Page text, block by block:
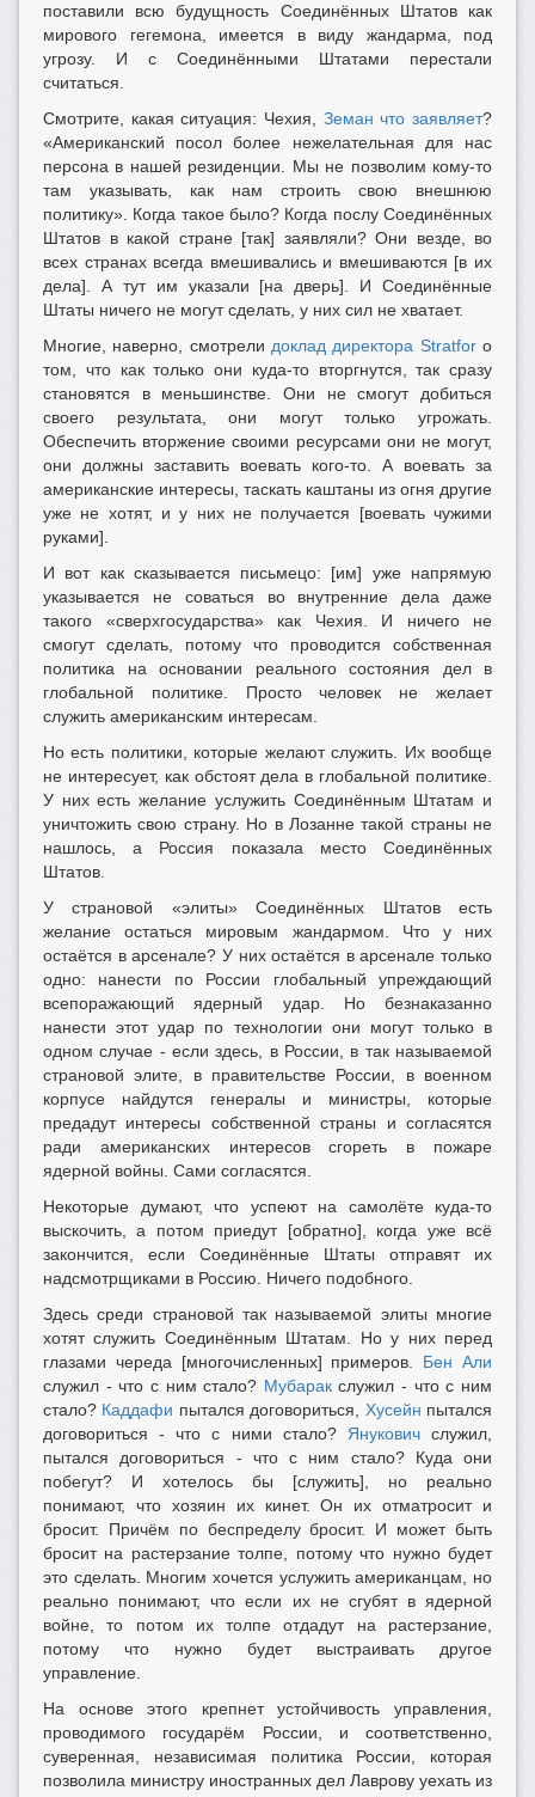
поставили всю будущность Соединённых Штатов как
мирового гегемона, имеется в виду жандарма, под
угрозу. И с Соединёнными Штатами перестали
считаться.
Смотрите, какая ситуация: Чехия, Земан что заявляет?
«Американский посол более нежелательная для нас
персона в нашей резиденции. Мы не позволим кому-то
там указывать, как нам строить свою внешнюю
политику». Когда такое было? Когда послу Соединённых
Штатов в какой стране [так] заявляли? Они везде, во
всех странах всегда вмешивались и вмешиваются [в их
дела]. А тут им указали [на дверь]. И Соединённые
Штаты ничего не могут сделать, у них сил не хватает.
Многие, наверно, смотрели доклад директора Stratforо
том, что как только они куда-то вторгнутся, так сразу
становятся в меньшинстве. Они не смогут добиться
своего результата, они могут только угрожать.
Обеспечить вторжение своими ресурсами они не могут,
они должны заставить воевать кого-то. А воевать за
американские интересы, таскать каштаны из огня другие
уже не хотят, и у них не получается [воевать чужими
руками].
И вот как сказывается письмецо: [им] уже напрямую
указывается не соваться во внутренние дела даже
такого «сверхгосударства» как Чехия. И ничего не
смогут сделать, потому что проводится собственная
политика на основании реального состояния дел в
глобальной политике. Просто человек не желает
служить американским интересам.
Но есть политики, которые желают служить. Их вообще
не интересует, как обстоят дела в глобальной политике.
У них есть желание услужить Соединённым Штатам и
уничтожить свою страну. Но в Лозанне такой страны не
нашлось, а Россия показала место Соединённых
Штатов.
У страновой «элиты» Соединённых Штатов есть
желание остаться мировым жандармом. Что у них
остаётся в арсенале? У них остаётся в арсенале только
одно: нанести по России глобальный упреждающий
всепоражающий ядерный удар. Но безнаказанно
нанести этот удар по технологии они могут только в
одном случае - если здесь, в России, в так называемой
страновой элите, в правительстве России, в военном
корпусе найдутся генералы и министры, которые
предадут интересы собственной страны и согласятся
ради американских интересов сгореть в пожаре
ядерной войны. Сами согласятся.
Некоторые думают, что успеют на самолёте куда-то
выскочить, а потом приедут [обратно], когда уже всё
закончится, если Соединённые Штаты отправят их
надсмотрщиками в Россию. Ничего подобного.
Здесь среди страновой так называемой элиты многие
хотят служить Соединённым Штатам. Но у них перед
глазами череда [многочисленных] примеров. Бен Али
служил - что с ним стало? Мубаракслужил - что с ним
стало? Каддафи пытался договориться, Хусейн пытался
договориться - что с ними стало? Януковичслужил,
пытался договориться - что с ним стало? Куда они
побегут? И хотелось бы [служить], но реально
понимают, что хозяин их кинет. Он их отматросит и
бросит. Причём по беспределу бросит. И может быть
бросит на растерзание толпе, потому что нужно будет
это сделать. Многим хочется услужить американцам, но
реально понимают, что если их не сгубят в ядерной
войне, то потом их толпе отдадут на растерзание,
потому что нужно будет выстраивать другое
управление.
На основе этого крепнет устойчивость управления,
проводимого государём России, и соответственно,
суверенная, независимая политика России, которая
позволила министру иностранных дел Лаврову уехать из